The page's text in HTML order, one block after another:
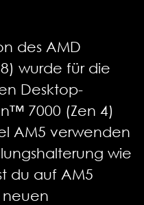
des AMD
wurde für die
Desktop-
7000 (Zen 4)
AM5 verwenden
wie
du auf AM5